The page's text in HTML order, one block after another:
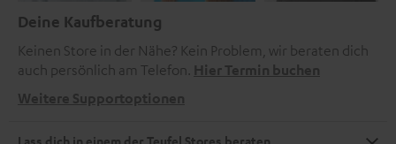
Deine Kaufberatung
Keinen Store in der Nähe? Kein Problem, wir beraten dich
auch persönlich am Telefon. Hier Termin buchen
Weitere Supportoptionen